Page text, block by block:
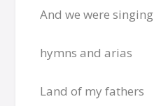
And we were singing
hymns and arias
Land of my fathers